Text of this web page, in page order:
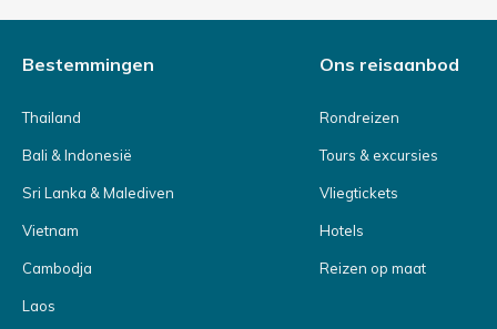
Bestemmingen
Thailand
Bali & Indonesië
Sri Lanka & Malediven
Vietnam
Cambodja
Laos
Ons reisaanbod
Rondreizen
Tours & excursies
Vliegtickets
Hotels
Reizen op maat